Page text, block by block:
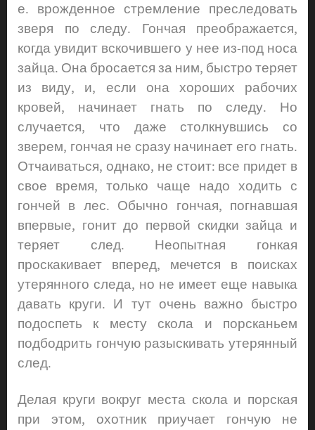
е. врожденное стремление преследовать
зверя по следу. Гончая преображается,
когда увидит вскочившего у нее из-под носа
зайца. Она бросается за ним, быстро теряет
из виду, и, если она хороших рабочих
кровей, начинает гнать по следу. Но
случается, что даже столкнувшись со
зверем, гончая не сразу начинает его гнать.
Отчаиваться, однако, не стоит: все придет в
свое время, только чаще надо ходить с
гончей в лес. Обычно гончая, погнавшая
впервые, гонит до первой скидки зайца и
теряет след. Неопытная гонкая
проскакивает вперед, мечется в поисках
утерянного следа, но не имеет еще навыка
давать круги. И тут очень важно быстро
подоспеть к месту скола и порсканьем
подбодрить гончую разыскивать утерянный
след.
Делая круги вокруг места скола и порская
при этом, охотник приучает гончую не